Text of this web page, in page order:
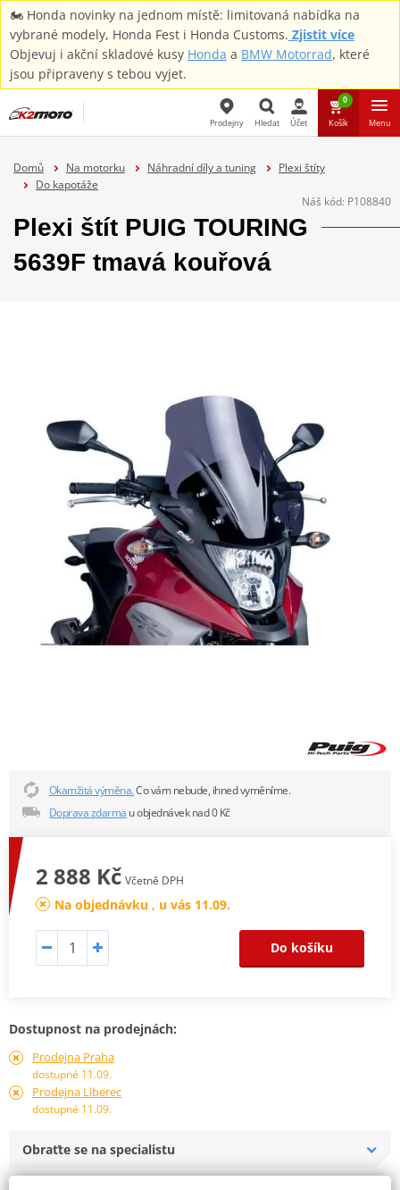
🏍️ Honda novinky na jednom místě: limitovaná nabídka na
vybrané modely, Honda Fest i Honda Customs. Zjistit více
Objevuj i akční skladové kusy Honda a BMW Motorrad, které
jsou připraveny s tebou vyjet.
Prodejny Hledat Účet
0
Košík Menu
Domů Na motorku Náhradní díly a tuning
Plexi štíty
Do kapotáže
Náš kód: P108840
Plexi štít PUIG TOURING
5639F tmavá kouřová
Okamžitá výměna.Co vám nebude, ihned vyměníme.
Doprava zdarma u objednávek nad 0 Kč
2 888 Kč Včetně DPH
Na objednávku , u vás 11.09.
Do košíku
Dostupnost na prodejnách:
Prodejna Praha
dostupné 11.09.
Prodejna Liberec
dostupné 11.09.
Obraťte se na specialistu